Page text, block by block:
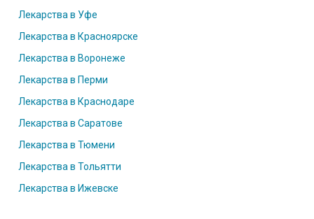
Лекарства в Уфе
Лекарства в Красноярске
Лекарства в Воронеже
Лекарства в Перми
Лекарства в Краснодаре
Лекарства в Саратове
Лекарства в Тюмени
Лекарства в Тольятти
Лекарства в Ижевске